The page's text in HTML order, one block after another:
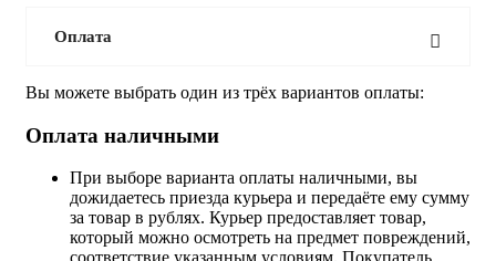
Оплата
Вы можете выбрать один из трёх вариантов оплаты:
Оплата наличными
При выборе варианта оплаты наличными, вы
дожидаетесь приезда курьера и передаёте ему сумму
за товар в рублях. Курьер предоставляет товар,
который можно осмотреть на предмет повреждений,